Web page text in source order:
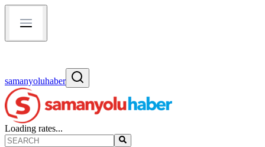
samanyoluhaber
Loading rates...